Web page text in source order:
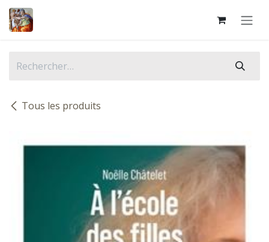
Se rendre au contenu
Tous les produits